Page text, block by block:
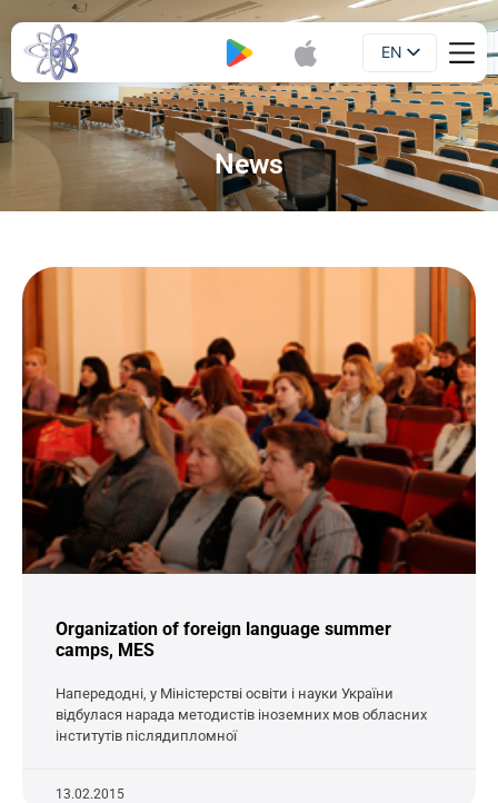
EN
UA
News
Organization of foreign language summer
camps, MES
Напередодні, у Міністерстві освіти і науки України
відбулася нарада методистів іноземних мов обласних
інститутів післядипломної
13.02.2015